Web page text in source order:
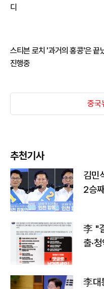
디
스티븐 로치 '과거의 홍콩'은 끝
진행중
중국
추천기사
김민
2승
李 "
출·
李대